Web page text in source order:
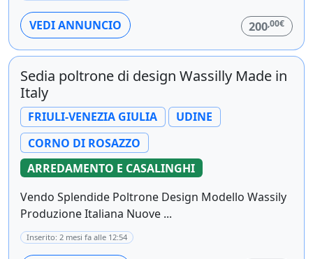
VEDI ANNUNCIO 200,00€
Sedia poltrone di design Wassilly Made in
Italy
FRIULI-VENEZIA GIULIA
UDINE
CORNO DI ROSAZZO
ARREDAMENTO E CASALINGHI
Vendo Splendide Poltrone Design Modello Wassily
Produzione Italiana Nuove ...
Inserito: 2 mesi fa alle 12:54